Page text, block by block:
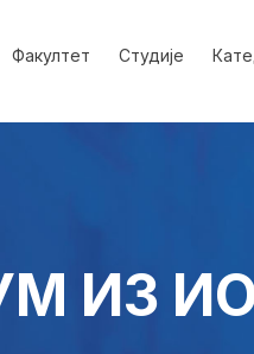
Факултет Студије
ИЗ